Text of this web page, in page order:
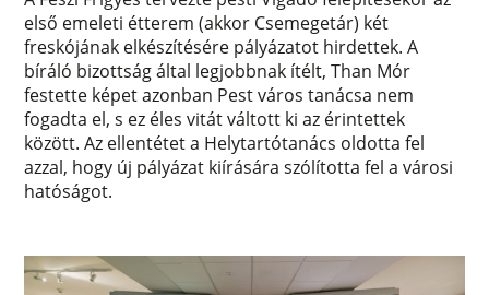
első emeleti étterem (akkor Csemegetár) két
freskójának elkészítésére pályázatot hirdettek. A
bíráló bizottság által legjobbnak ítélt, Than Mór
festette képet azonban Pest város tanácsa nem
fogadta el, s ez éles vitát váltott ki az érintettek
között. Az ellentétet a Helytartótanács oldotta fel
azzal, hogy új pályázat kiírására szólította fel a városi
hatóságot.